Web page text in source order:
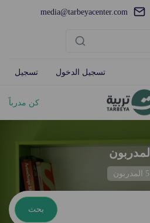
media@tarbeyacenter.com
تسجيل الدخول تسجيل
كن مدرباً
المدربون
5 المدربون
بحث